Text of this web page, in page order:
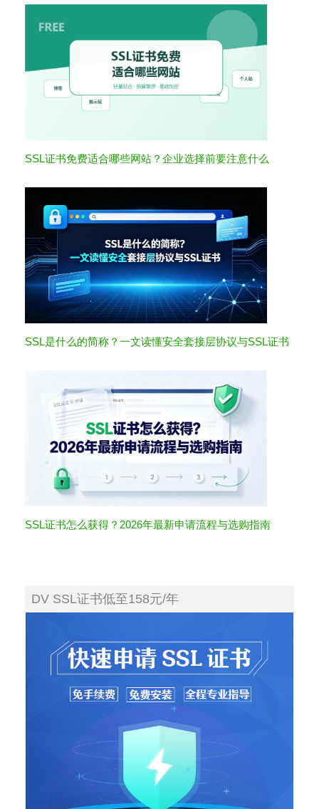
SSL证书免费适合哪些网站？企业选择前要注意什么
SSL是什么的简称？一文读懂安全套接层协议与SSL证书
SSL证书怎么获得？2026年最新申请流程与选购指南
DV SSL证书低至158元/年